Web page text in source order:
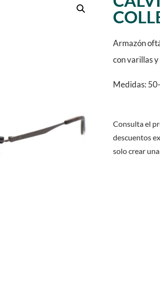
Armazón
con varillas
Medidas:
Consulta el
descuentos
solo crear